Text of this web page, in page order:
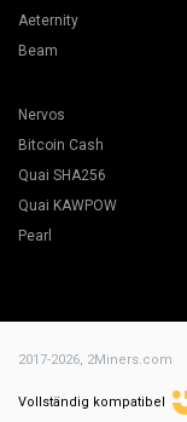
Aeternity
Beam
Nervos
Bitcoin Cash
Quai SHA256
Quai KAWPOW
Pearl
2017-2026, 2Miners.com
Vollständig kompatibel